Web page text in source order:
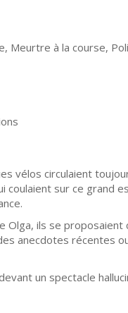
Meurtre à la course,
vélos circulaient
sur ce grand
ils se proposaient
anecdotes récentes
un spectacle